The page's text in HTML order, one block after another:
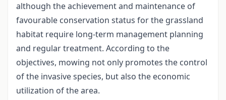
although the achievement and maintenance of
favourable conservation status for the grassland
habitat require long-term management planning
and regular treatment. According to the
objectives, mowing not only promotes the control
of the invasive species, but also the economic
utilization of the area.